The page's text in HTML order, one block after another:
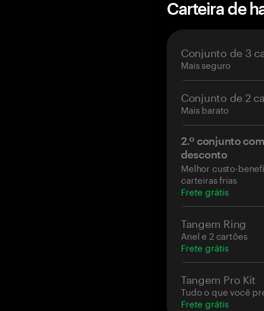
Carteira de
Conjunto de 3
Mais seguro
Conjunto de 2
Mais barato
2.º conjunto
desconto
Melhor custo-
carteiras frias
Frete grátis
Tangem Ring
Anel e 2 cartões
Frete grátis
Tangem Pro Kit
Tudo o que você
Frete grátis